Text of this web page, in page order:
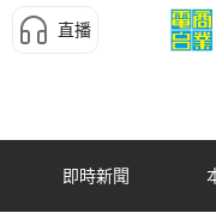
直播
即時新聞